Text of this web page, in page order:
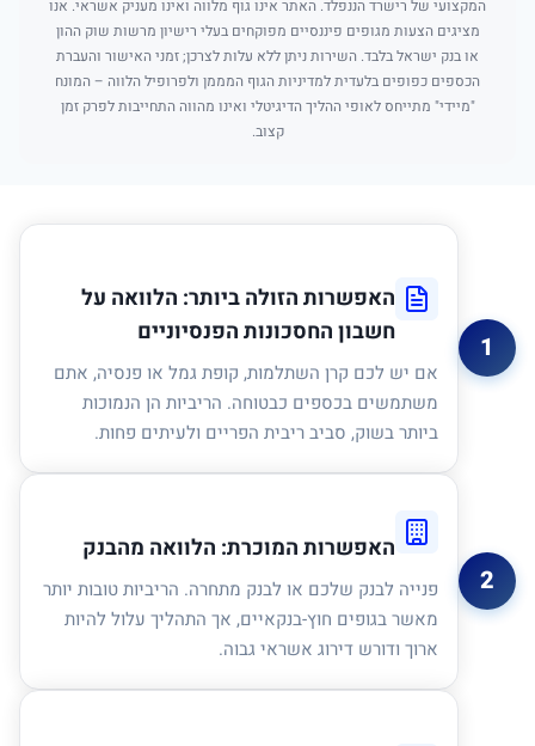
המקצועי של רישרד הננפלד. האתר אינו גוף מלווה ואינו מעניק אשראי. אנו
מציגים הצעות מגופים פיננסיים מפוקחים בעלי רישיון מרשות שוק ההון
או בנק ישראל בלבד. השירות ניתן ללא עלות לצרכן; זמני האישור והעברת
הכספים כפופים בלעדית למדיניות הגוף המממן ולפרופיל הלווה – המונח
"מיידי" מתייחס לאופי ההליך הדיגיטלי ואינו מהווה התחייבות לפרק זמן
קצוב.
1
האפשרות הזולה ביותר: הלוואה על
חשבון החסכונות הפנסיוניים
אם יש לכם קרן השתלמות, קופת גמל או פנסיה, אתם
משתמשים בכספים כבטוחה. הריביות הן הנמוכות
ביותר בשוק, סביב ריבית הפריים ולעיתים פחות.
2
האפשרות המוכרת: הלוואה מהבנק
פנייה לבנק שלכם או לבנק מתחרה. הריביות טובות יותר
מאשר בגופים חוץ-בנקאיים, אך התהליך עלול להיות
ארוך ודורש דירוג אשראי גבוה.